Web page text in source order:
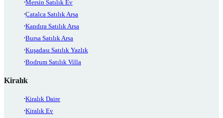
Mersin Satılık Ev
Çatalca Satılık Arsa
Kandıra Satılık Arsa
Bursa Satılık Arsa
Kuşadası Satılık Yazlık
Bodrum Satılık Villa
Kiralık
Kiralık Daire
Kiralık Ev